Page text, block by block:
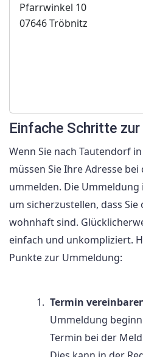
Pfarrwinkel 10
07646 Tröbnitz
Einfache Schritte
Wenn Sie nach Tautendorf
müssen Sie Ihre Adresse
ummelden. Die
um sicherzustellen, dass
wohnhaft sind.
einfach und unkompliziert.
Punkte zur Ummeldung:
Termin
Ummeldung
Termin bei der